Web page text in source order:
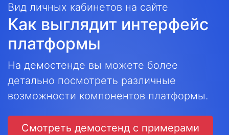
Вид личных кабинетов на сайте
Как выглядит интерфейс
платформы
На демостенде вы можете более
детально посмотреть различные
возможности компонентов платформы.
Смотреть демостенд с примерами